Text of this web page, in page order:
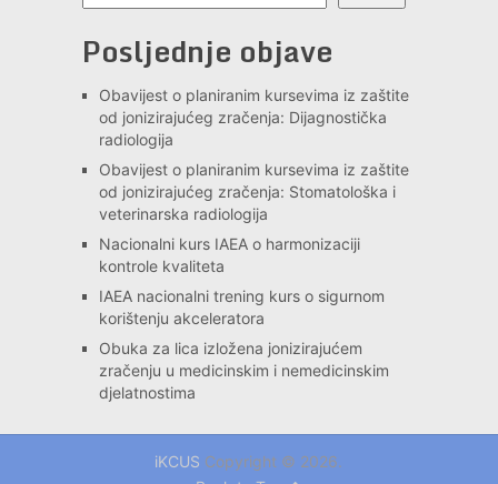
Posljednje objave
Obavijest o planiranim kursevima iz zaštite
od jonizirajućeg zračenja: Dijagnostička
radiologija
Obavijest o planiranim kursevima iz zaštite
od jonizirajućeg zračenja: Stomatološka i
veterinarska radiologija
Nacionalni kurs IAEA o harmonizaciji
kontrole kvaliteta
IAEA nacionalni trening kurs o sigurnom
korištenju akceleratora
Obuka za lica izložena jonizirajućem
zračenju u medicinskim i nemedicinskim
djelatnostima
iKCUS Copyright © 2026.